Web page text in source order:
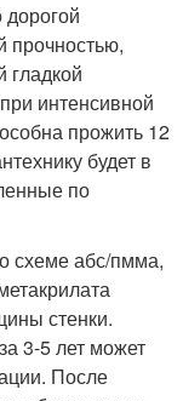
прочностью,
интенсивной
прожить 12
будет в
по
схеме абс/пмма,
стенки.
3-5 лет может
После